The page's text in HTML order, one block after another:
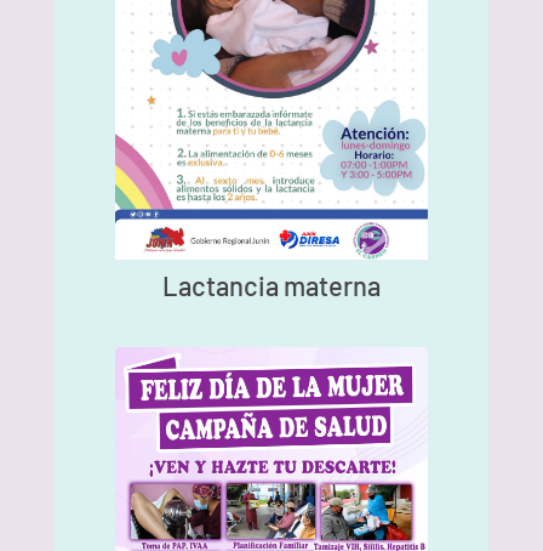
Lactancia materna